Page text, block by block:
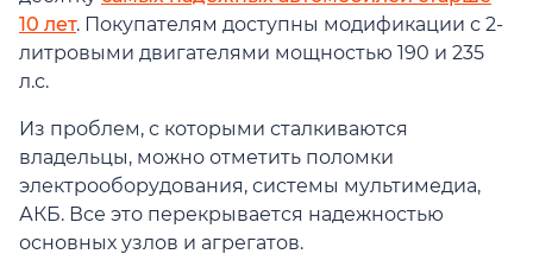
10 лет. Покупателям доступны модификации с 2-
литровыми двигателями мощностью 190 и 235
л.с.
Из проблем, с которыми сталкиваются
владельцы, можно отметить поломки
электрооборудования, системы мультимедиа,
АКБ. Все это перекрывается надежностью
основных узлов и агрегатов.